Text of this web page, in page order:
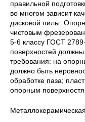
правильной
во многом зависит
дисковой пилы.
чистовым
5-6 классу ГОСТ
поверхностей
требования: на
должно быть
обработке паза;
опорным